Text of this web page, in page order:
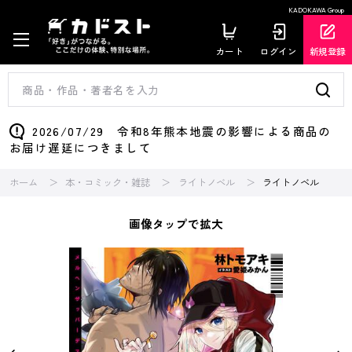
KADOKAWA Group
カート ログイン 新規登録
2026/07/29 令和8年熊本地震の影響による商品の
お届け遅延につきまして
ホーム 本・コミック・雑誌 ライトノベル ライトノベル
画像タップで拡大